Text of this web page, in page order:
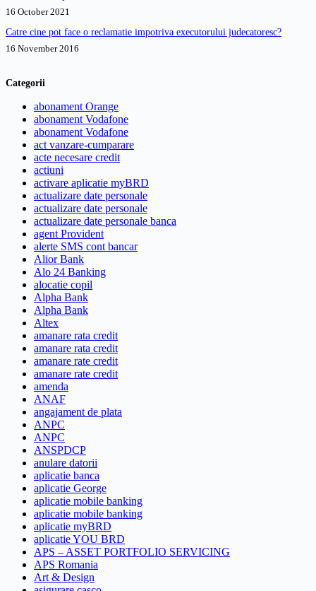
16 October 2021
Catre cine pot face o reclamatie impotriva executorului judecatoresc?
16 November 2016
Categorii
abonament Orange
abonament Vodafone
abonament Vodafone
act vanzare-cumparare
acte necesare credit
actiuni
activare aplicatie myBRD
actualizare date personale
actualizare date personale
actualizare date personale banca
agent Provident
alerte SMS cont bancar
Alior Bank
Alo 24 Banking
alocatie copil
Alpha Bank
Alpha Bank
Altex
amanare rata credit
amanare rata credit
amanare rate credit
amanare rate credit
amenda
ANAF
angajament de plata
ANPC
ANPC
ANSPDCP
anulare datorii
aplicatie banca
aplicatie George
aplicatie mobile banking
aplicatie mobile banking
aplicatie myBRD
aplicatie YOU BRD
APS – ASSET PORTFOLIO SERVICING
APS Romania
Art & Design